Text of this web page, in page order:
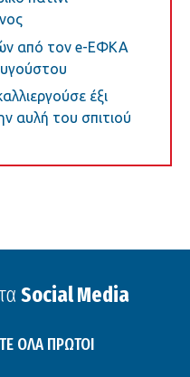
από τον e-ΕΦΚΑ
έξι
αυλή του σπιτιού
Social Media
ΟΛΑ ΠΡΩΤΟΙ